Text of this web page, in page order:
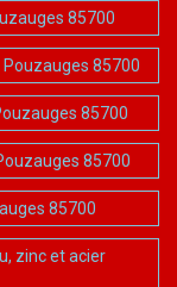
85700
85700
85700
85700
85700
zinc et acier